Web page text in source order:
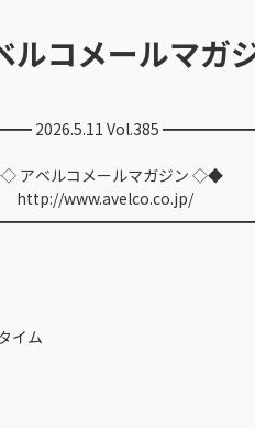
ルコメールマガ
2026.5.11 Vol.385
ールマガジン ◇◆
イム